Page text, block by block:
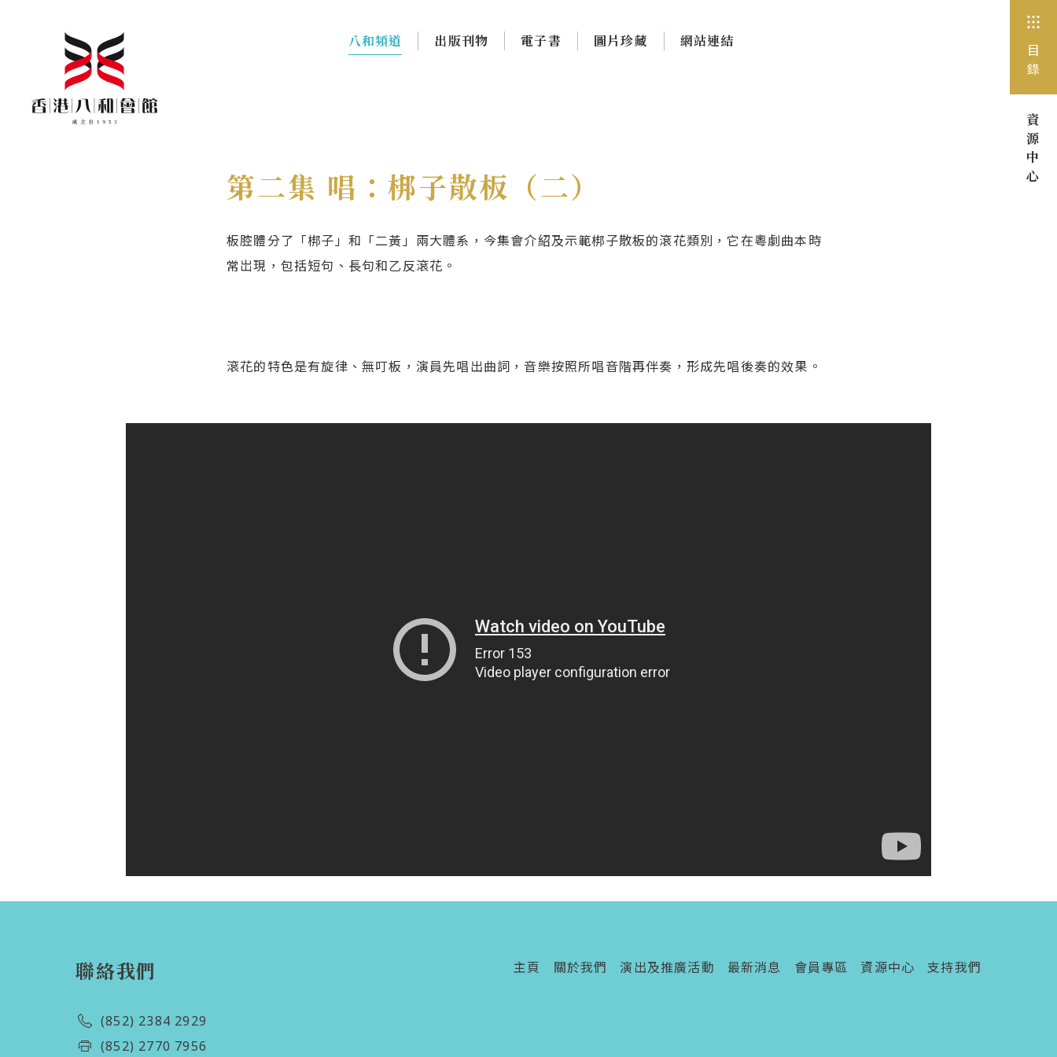
目
錄
資
源
中
心
八和頻道 出版刊物 電子書 圖片珍藏 網站連結
第二集 唱：梆子散板（二）
板腔體分了「梆子」和「二黃」兩大體系，今集會介紹及示範梆子散板的滾花類別，它在粵劇曲本時
常岀現，包括短句、長句和乙反滾花。
滾花的特色是有旋律、無叮板，演員先唱出曲詞，音樂按照所唱音階再伴奏，形成先唱後奏的效果。
主頁 關於我們 演出及推廣活動 最新消息 會員專區 資源中心 支持我們
聯絡我們
(852) 2384 2929
(852) 2770 7956